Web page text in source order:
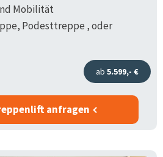
Mobilität
Podesttreppe , oder
ab 5.599,- €
anfragen